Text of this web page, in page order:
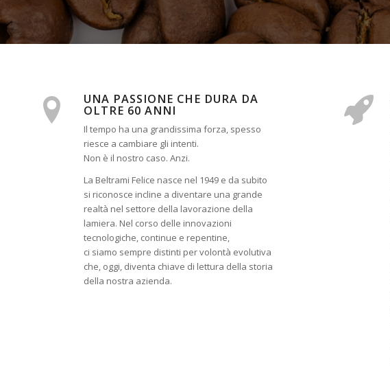
UNA PASSIONE CHE DURA DA
OLTRE 60 ANNI
Il tempo ha una grandissima forza, spesso
riesce a cambiare gli intenti.
Non è il nostro caso. Anzi.
La Beltrami Felice nasce nel 1949 e da subito
si riconosce incline a diventare una grande
realtà nel settore della lavorazione della
lamiera. Nel corso delle innovazioni
tecnologiche, continue e repentine,
ci siamo sempre distinti per volontà evolutiva
che, oggi, diventa chiave di lettura della storia
della nostra azienda.